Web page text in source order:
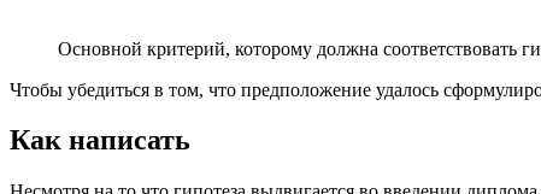
Основной критерий, которому должна соответствовать
Чтобы убедиться в том, что предположение удалось
Как написать